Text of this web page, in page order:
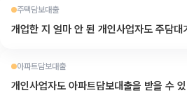
주택담보대출
개업한 지 얼마 안 된 개인사업자도 주담대
아파트담보대출
개인사업자도 아파트담보대출을 받을 수